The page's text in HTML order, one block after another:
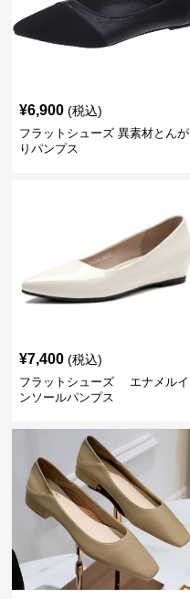
¥6,900 (税込)
フラットシューズ 異素材とんが
りパンプス
¥7,400 (税込)
フラットシューズ エナメルイ
ンソールパンプス